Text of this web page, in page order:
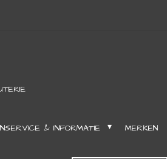
& INFORMATIE MERKEN